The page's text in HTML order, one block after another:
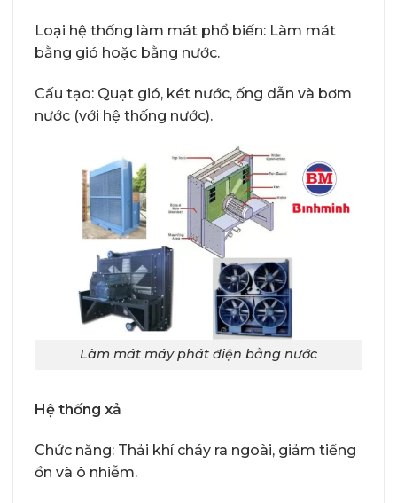
Loại hệ thống làm mát phổ biến: Làm mát
bằng gió hoặc bằng nước.
Cấu tạo: Quạt gió, két nước, ống dẫn và bơm
nước (với hệ thống nước).
Làm mát máy phát điện bằng nước
Hệ thống xả
Chức năng: Thải khí cháy ra ngoài, giảm tiếng
ồn và ô nhiễm.